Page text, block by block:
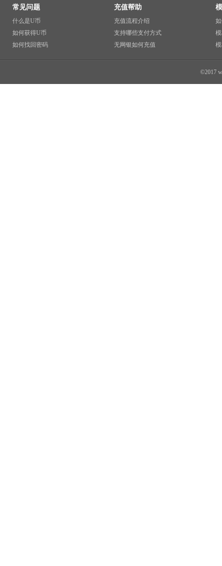
常见问题
什么是U币
如何获得U币
如何找回密码
充值帮助
充值流程介绍
支持哪些支付方式
无网银如何充值
©2017